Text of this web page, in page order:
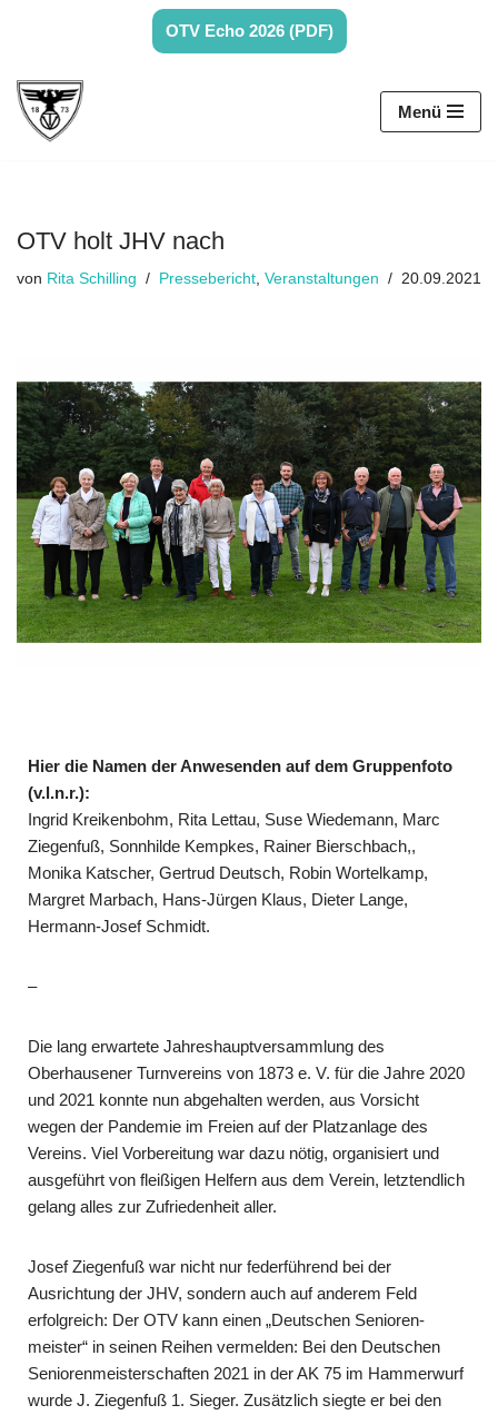
Inhalt
springen
OTV Echo 2026 (PDF)
Menü
OTV holt JHV nach
von Rita Schilling Pressebericht, Veranstaltungen 20.09.2021
Hier die Namen der Anwesenden auf dem Gruppenfoto
(v.l.n.r.):
Ingrid Kreikenbohm, Rita Lettau, Suse Wiedemann, Marc
Ziegenfuß, Sonnhilde Kempkes, Rainer Bierschbach,,
Monika Katscher, Gertrud Deutsch, Robin Wortelkamp,
Margret Marbach, Hans-Jürgen Klaus, Dieter Lange,
Hermann-Josef Schmidt.
–
Die lang erwartete Jahreshauptversammlung des
Oberhausener Turnvereins von 1873 e. V. für die Jahre 2020
und 2021 konnte nun abgehalten werden, aus Vor­sicht
wegen der Pandemie im Freien auf der Platzanlage des
Vereins. Viel Vorbe­reitung war dazu nötig, organisiert und
ausgeführt von fleißigen Helfern aus dem Verein, letztendlich
gelang alles zur Zufriedenheit aller.
Josef Ziegenfuß war nicht nur federführend bei der
Ausrichtung der JHV, sondern auch auf anderem Feld
erfolgreich: Der OTV kann einen „Deutschen Senioren­
meister“ in seinen Reihen vermelden: Bei den Deutschen
Seniorenmeister­schaf­ten 2021 in der AK 75 im Hammerwurf
wurde J. Zie­genfuß 1. Sieger. Zu­sätz­lich siegte er bei den